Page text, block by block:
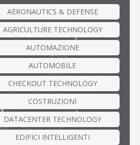
AERONAUTICS & DEFENSE
AGRICULTURE TECHNOLOGY
AUTOMAZIONE
AUTOMOBILE
CHECKOUT TECHNOLOGY
COSTRUZIONI
DATACENTER TECHNOLOGY
EDIFICI INTELLIGENTI